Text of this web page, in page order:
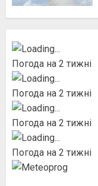
Погода на 2 тижні
Погода на 2 тижні
Погода на 2 тижні
Погода на 2 тижні